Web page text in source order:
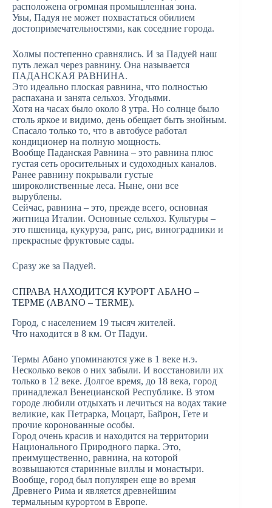
расположена огромная промышленная зона.
Увы, Падуя не может похвастаться обилием
достопримечательностями, как соседние города.
Холмы постепенно сравнялись. И за Падуей наш
путь лежал через равнину. Она называется
ПАДАНСКАЯ РАВНИНА.
Это идеально плоская равнина, что полностью
распахана и занята сельхоз. Угодьями.
Хотя на часах было около 8 утра. Но солнце было
столь яркое и видимо, день обещает быть знойным.
Спасало только то, что в автобусе работал
кондиционер на полную мощность.
Вообще Паданская Равнина – это равнина плюс
густая сеть оросительных и судоходных каналов.
Ранее равнину покрывали густые
широколиственные леса. Ныне, они все
вырублены.
Сейчас, равнина – это, прежде всего, основная
житница Италии. Основные сельхоз. Культуры –
это пшеница, кукуруза, рапс, рис, виноградники и
прекрасные фруктовые сады.
Сразу же за Падуей.
СПРАВА НАХОДИТСЯ КУРОРТ АБАНО –
ТЕРМЕ (ABANO – TERME).
Город, с населением 19 тысяч жителей.
Что находится в 8 км. От Падуи.
Термы Абано упоминаются уже в 1 веке н.э.
Несколько веков о них забыли. И восстановили их
только в 12 веке. Долгое время, до 18 века, город
принадлежал Венецианской Республике. В этом
городе любили отдыхать и лечиться на водах такие
великие, как Петрарка, Моцарт, Байрон, Гете и
прочие коронованные особы.
Город очень красив и находится на территории
Национального Природного парка. Это,
преимущественно, равнина, на которой
возвышаются старинные виллы и монастыри.
Вообще, город был популярен еще во время
Древнего Рима и является древнейшим
термальным курортом в Европе.